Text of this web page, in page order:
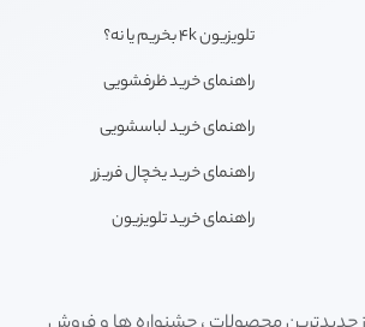
تلویزیون 4k بخریم یا نه؟
راهنمای خرید ظرفشویی
راهنمای خرید لباسشویی
راهنمای خرید یخچال فریزر
راهنمای خرید تلویزیون